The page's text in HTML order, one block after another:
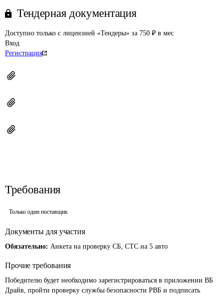
Тендерная документация
Доступно только с лицензией «Тендеры» за 750 ₽ в мес
Вход
Регистрация
Требования
Только один поставщик
Документы для участия
Обязательно: Анкета на проверку СБ, СТС на 5 авто
Прочие требования
Победителю будет необходимо зарегистрироваться в приложении ВБ
Драйв, пройти проверку службы безопасности РВБ и подписать